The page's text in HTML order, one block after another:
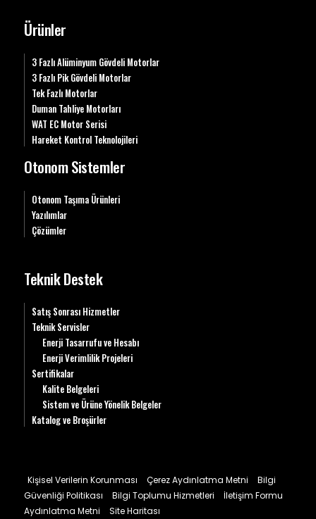
Ürünler
3 Fazlı Alüminyum Gövdeli Motorlar
3 Fazlı Pik Gövdeli Motorlar
Tek Fazlı Motorlar
Duman Tahliye Motorları
WAT EC Motor Serisi
Hareket Kontrol Teknolojileri
Otonom Sistemler
Otonom Taşıma Ürünleri
Yazılımlar
Çözümler
Teknik Destek
Satış Sonrası Hizmetler
Teknik Servisler
Enerji Tasarrufu ve Hesabı
Enerji Verimlilik Projeleri
Sertifikalar
Kalite Belgeleri
Sistem ve Ürüne Yönelik Belgeler
Katalog ve Broşürler
Kişisel Verilerin Korunması Çerez Aydınlatma Metni
Bilgi
Güvenliği Politikası
Bilgi Toplumu Hizmetleri
İletişim Formu
Aydınlatma Metni
Site Haritası